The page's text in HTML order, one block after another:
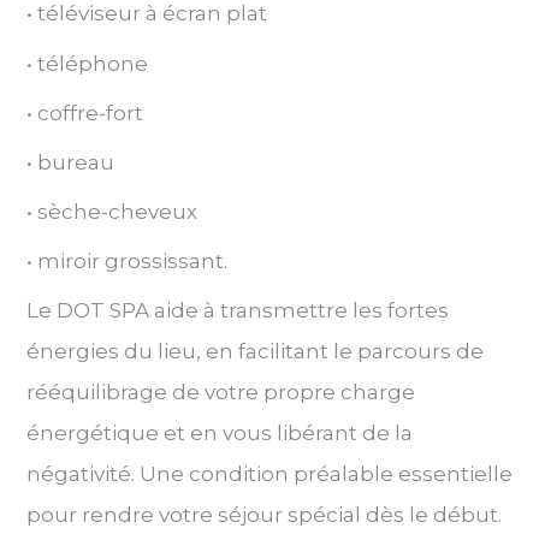
• téléviseur à écran plat
• téléphone
• coffre-fort
• bureau
• sèche-cheveux
• miroir grossissant.
Le DOT SPA aide à transmettre les fortes
énergies du lieu, en facilitant le parcours de
rééquilibrage de votre propre charge
énergétique et en vous libérant de la
négativité. Une condition préalable essentielle
pour rendre votre séjour spécial dès le début.